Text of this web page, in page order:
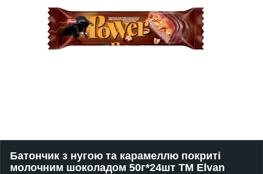
Батончик з нугою та карамеллю покриті
молочним шоколадом 50г*24шт ТМ Elvan